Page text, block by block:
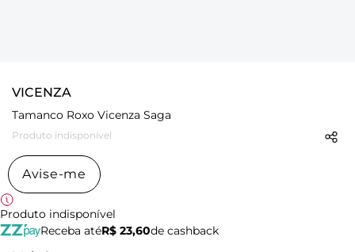
VICENZA
Tamanco Roxo Vicenza Saga
Produto indisponível
Avise-me
Produto indisponível
Receba atéR$ 23,60de cashback